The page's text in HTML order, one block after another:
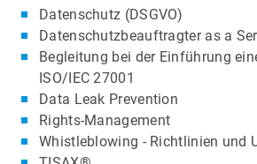
Datenschutz (DSGVO)
Datenschutzbeauftragter as a
Begleitung bei der Einführung
ISO/IEC 27001
Data Leak Prevention
Rights-Management
Whistleblowing - Richtlinien und